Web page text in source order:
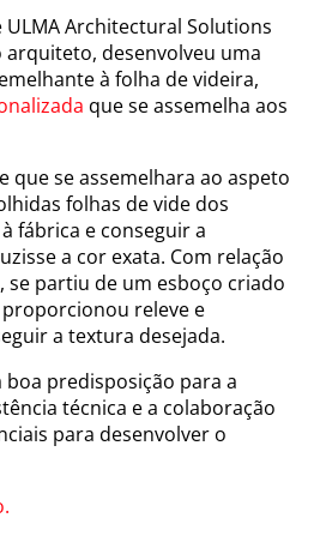
Architectural Solutions
desenvolveu uma
à folha de videira,
que se assemelha aos
que se assemelhara ao aspeto
folhas de vide dos
fábrica e conseguir a
a cor exata. Com relação
se partiu de um esboço criado
releve e
a textura desejada.
predisposição para a
técnica e a colaboração
para desenvolver o